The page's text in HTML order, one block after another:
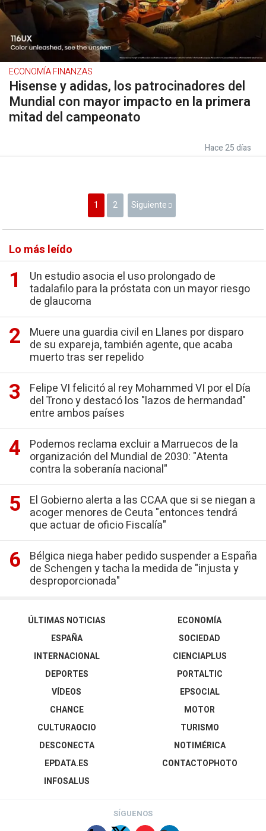
ECONOMÍA FINANZAS
Hisense y adidas, los patrocinadores del
Mundial con mayor impacto en la primera
mitad del campeonato
Hace 25 días
1 2 Siguiente
Lo más leído
Un estudio asocia el uso prolongado de
tadalafilo para la próstata con un mayor riesgo
de glaucoma
Muere una guardia civil en Llanes por disparo
de su expareja, también agente, que acaba
muerto tras ser repelido
Felipe VI felicitó al rey Mohammed VI por el Día
del Trono y destacó los "lazos de hermandad"
entre ambos países
Podemos reclama excluir a Marruecos de la
organización del Mundial de 2030: "Atenta
contra la soberanía nacional"
El Gobierno alerta a las CCAA que si se niegan a
acoger menores de Ceuta "entonces tendrá
que actuar de oficio Fiscalía"
Bélgica niega haber pedido suspender a España
de Schengen y tacha la medida de "injusta y
desproporcionada"
ÚLTIMAS NOTICIAS
ESPAÑA
INTERNACIONAL
DEPORTES
VÍDEOS
ECONOMÍA
SOCIEDAD
CIENCIAPLUS
PORTALTIC
EPSOCIAL
CHANCE
CULTURAOCIO
DESCONECTA
EPDATA.ES
INFOSALUS
MOTOR
TURISMO
NOTIMÉRICA
CONTACTOPHOTO
SÍGUENOS